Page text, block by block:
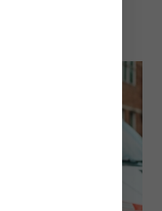
: oui pour les
oui pour les